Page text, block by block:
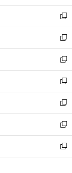
開
く
ウ
で
開
く
ン
ド
ウ
で
開
く
ウ
ィ
ン
ド
ウ
で
開
く
し
い
ウ
ィ
ン
ド
ウ
で
開
く
新
し
い
ウ
ィ
ン
ド
ウ
で
開
く
新
し
い
ウ
ィ
ン
ド
ウ
で
開
く
新
し
い
ウ
ィ
ン
ド
ウ
で
開
新
し
い
ウ
ィ
ン
ド
ウ
新
し
い
ウ
ィ
ン
新
し
い
ウ
新
し